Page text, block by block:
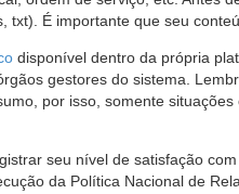
É importante que seu
disponível dentro da própria
gestores do sistema.
por isso, somente situações
seu nível de satisfação
da Política Nacional de